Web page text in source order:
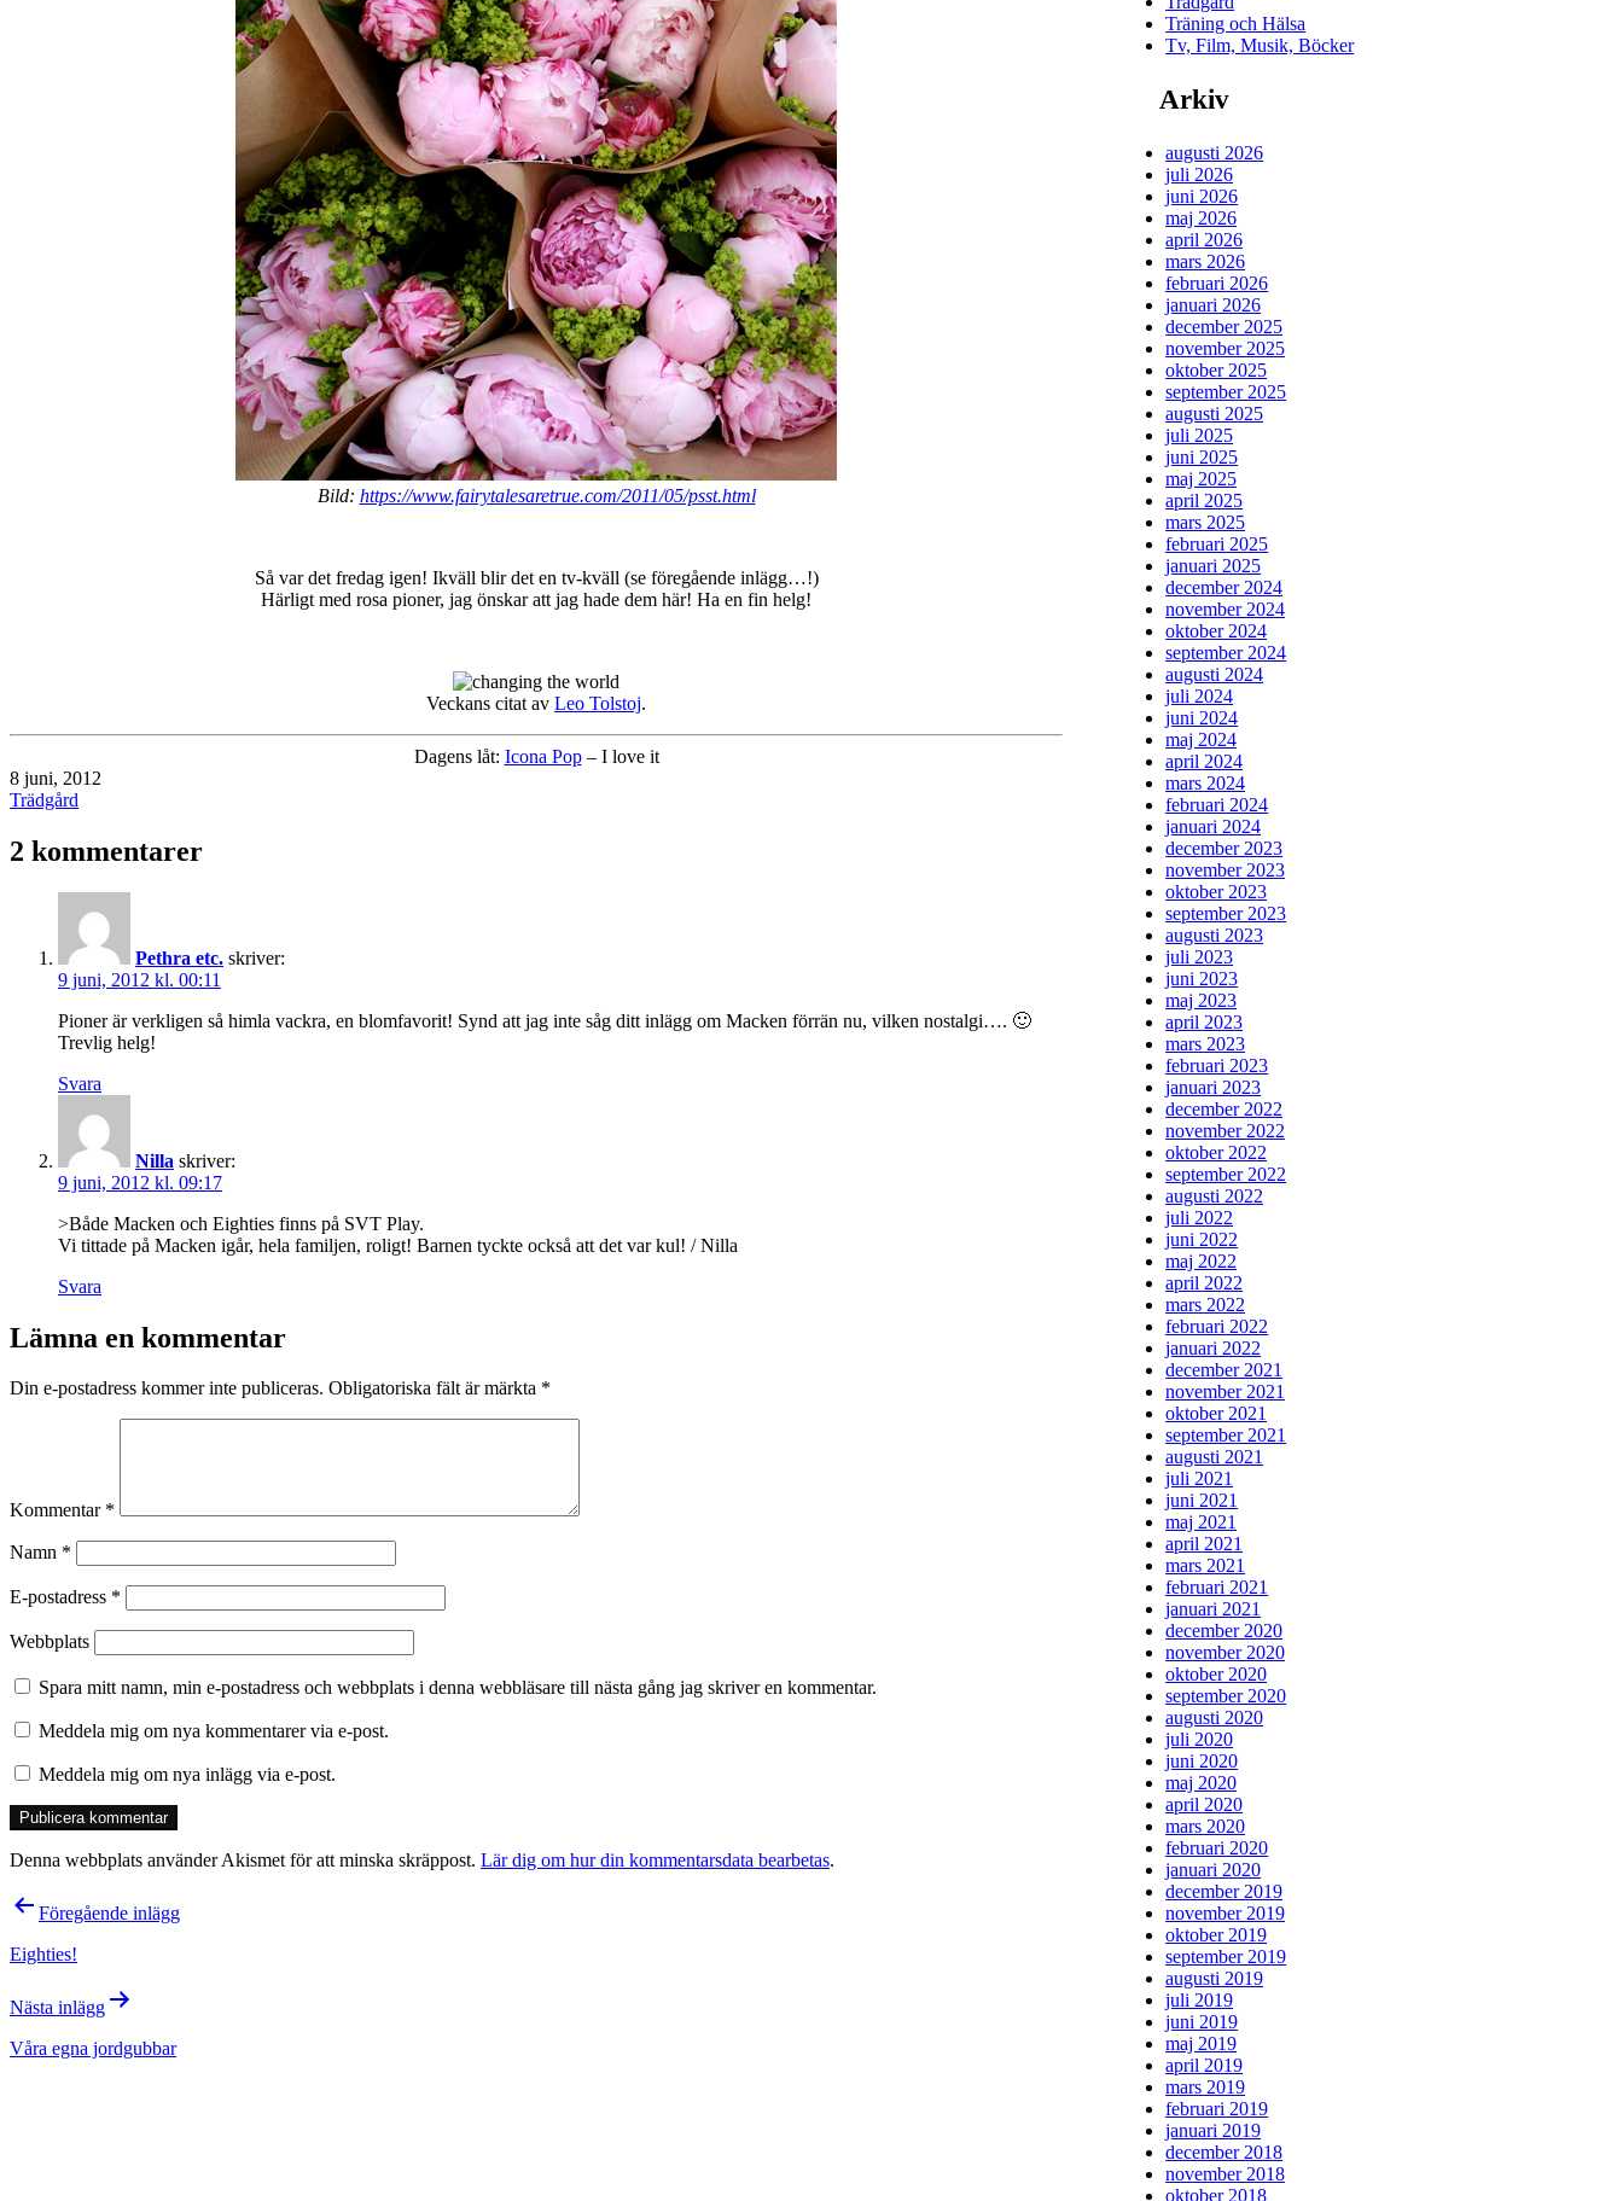
Bild: https://www.fairytalesaretrue.com/2011/05/psst.html
Så var det fredag igen! Ikväll blir det en tv-kväll (se föregående inlägg…!)
Härligt med rosa pioner, jag önskar att jag hade dem här! Ha en fin helg!
Veckans citat avLeo Tolstoj.
Dagens låt: Icona Pop– I love it
Publicerat
den
8 juni, 2012
Kategoriserat
Trädgård
2 kommentarer
Pethra etc. skriver:
9 juni, 2012 kl. 00:11
Pioner är verkligen så himla vackra, en blomfavorit! Synd att jag inte såg ditt inlägg om Macken förrän nu, vilken nostalgi…. 🙂
Trevlig helg!
Svara
Nilla skriver:
9 juni, 2012 kl. 09:17
>Både Macken och Eighties finns på SVT Play.
Vi tittade på Macken igår, hela familjen, roligt! Barnen tyckte också att det var kul! / Nilla
Svara
Lämna en kommentar
Din e-postadress kommer inte publiceras. Obligatoriska fält är märkta *
Kommentar *
Namn *
E-postadress *
Webbplats
Spara mitt namn, min e-postadress och webbplats i denna webbläsare till nästa gång jag skriver en kommentar.
Meddela mig om nya kommentarer via e-post.
Meddela mig om nya inlägg via e-post.
Denna webbplats använder Akismet för att minska skräppost. Lär dig om hur din kommentarsdata bearbetas.
Inläggsnavigering
Föregående inlägg
Eighties!
Nästa inlägg
Våra egna jordgubbar
Träning och Hälsa
Tv, Film, Musik, Böcker
Arkiv
augusti 2026
juli 2026
juni 2026
maj 2026
april 2026
mars 2026
februari 2026
januari 2026
december 2025
november 2025
oktober 2025
september 2025
augusti 2025
juli 2025
juni 2025
maj 2025
april 2025
mars 2025
februari 2025
januari 2025
december 2024
november 2024
oktober 2024
september 2024
augusti 2024
juli 2024
juni 2024
maj 2024
april 2024
mars 2024
februari 2024
januari 2024
december 2023
november 2023
oktober 2023
september 2023
augusti 2023
juli 2023
juni 2023
maj 2023
april 2023
mars 2023
februari 2023
januari 2023
december 2022
november 2022
oktober 2022
september 2022
augusti 2022
juli 2022
juni 2022
maj 2022
april 2022
mars 2022
februari 2022
januari 2022
december 2021
november 2021
oktober 2021
september 2021
augusti 2021
juli 2021
juni 2021
maj 2021
april 2021
mars 2021
februari 2021
januari 2021
december 2020
november 2020
oktober 2020
september 2020
augusti 2020
juli 2020
juni 2020
maj 2020
april 2020
mars 2020
februari 2020
januari 2020
december 2019
november 2019
oktober 2019
september 2019
augusti 2019
juli 2019
juni 2019
maj 2019
april 2019
mars 2019
februari 2019
januari 2019
december 2018
november 2018
oktober 2018